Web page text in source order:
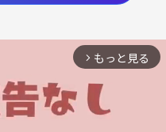
arrow_forward_ios もっと見る